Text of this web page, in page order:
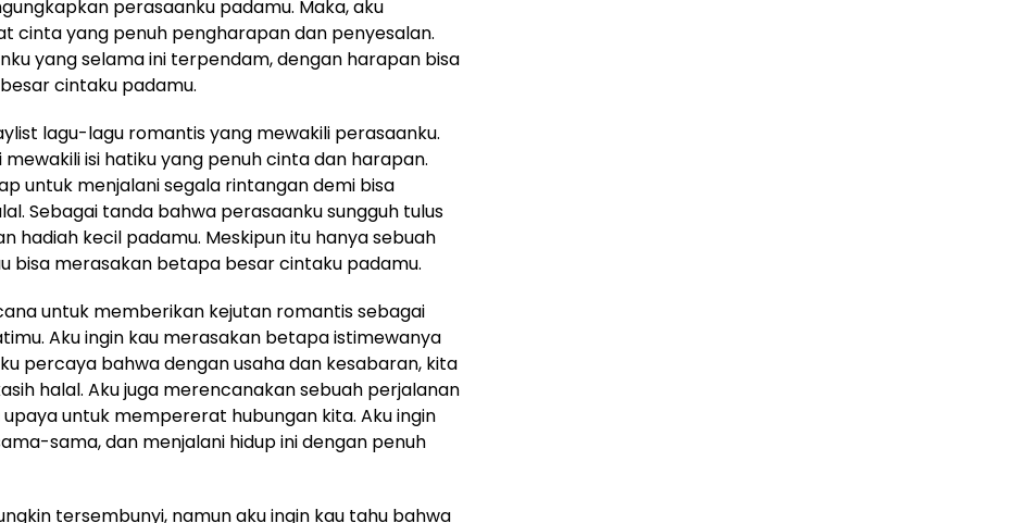
perasaanku padamu. Maka, aku
cinta yang penuh pengharapan dan penyesalan.
yang selama ini terpendam, dengan harapan bisa
cintaku padamu.
lagu-lagu romantis yang mewakili perasaanku.
isi hatiku yang penuh cinta dan harapan.
untuk menjalani segala rintangan demi bisa
Sebagai tanda bahwa perasaanku sungguh tulus
hadiah kecil padamu. Meskipun itu hanya sebuah
bisa merasakan betapa besar cintaku padamu.
untuk memberikan kejutan romantis sebagai
Aku ingin kau merasakan betapa istimewanya
percaya bahwa dengan usaha dan kesabaran, kita
halal. Aku juga merencanakan sebuah perjalanan
untuk mempererat hubungan kita. Aku ingin
sama, dan menjalani hidup ini dengan penuh
tersembunyi, namun aku ingin kau tahu bahwa